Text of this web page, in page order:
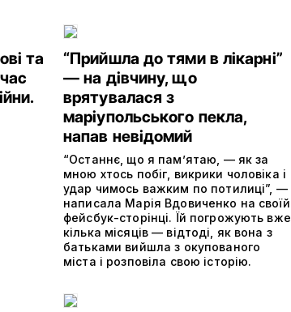
та
“Прийшла до тями в лікарні”
— на дівчину, що
врятувалася з
маріупольського пекла,
напав невідомий
“Останнє, що я пам’ятаю, — як за
мною хтось побіг, викрики чоловіка і
удар чимось важким по потилиці”, —
написала Марія Вдовиченко на своїй
фейсбук-сторінці. Їй погрожують вже
кілька місяців — відтоді, як вона з
батьками вийшла з окупованого
міста і розповіла свою історію.